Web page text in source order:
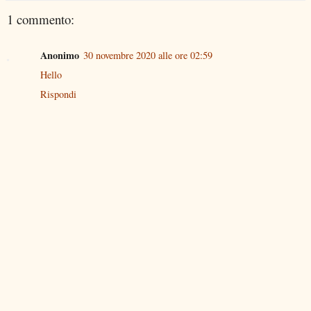
1 commento:
Anonimo 30 novembre 2020 alle ore 02:59
Hello
Rispondi